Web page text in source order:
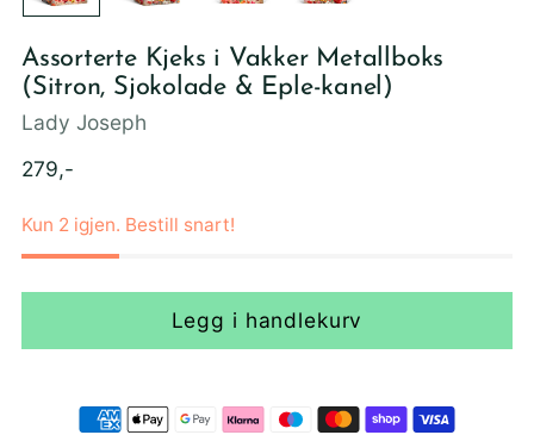
Assorterte Kjeks i Vakker Metallboks
(Sitron, Sjokolade & Eple-kanel)
Lady Joseph
Ordinær
279,-
Kun 2 igjen. Bestill snart!
Legg i handlekurv